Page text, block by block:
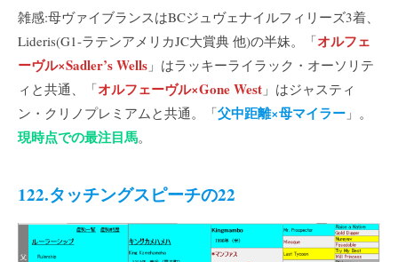
雑感:母ヴァイブランスはBCジュヴェナイルフィリーズ3着、
Lideris(G1-ラテンアメリカJC大賞典 他)の半妹。「オルフェ
ーヴル×Sadler’s Wells 」はラッキーライラック・オーソリテ
ィと共通、「オルフェーヴル×Gone West 」はジャスティ
ン・クリノプレミアムと共通。「父中距離×母マイラー 」。
現時点での最注目馬。
122.タッチングスピーチの22